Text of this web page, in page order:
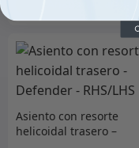
Asiento con resorte
helicoidal trasero –